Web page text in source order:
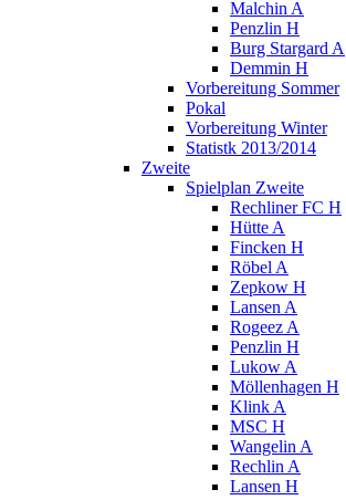
Malchin A
Penzlin H
Burg Stargard A
Demmin H
Vorbereitung Sommer
Pokal
Vorbereitung Winter
Statistk 2013/2014
Zweite
Spielplan Zweite
Rechliner FC H
Hütte A
Fincken H
Röbel A
Zepkow H
Lansen A
Rogeez A
Penzlin H
Lukow A
Möllenhagen H
Klink A
MSC H
Wangelin A
Rechlin A
Lansen H